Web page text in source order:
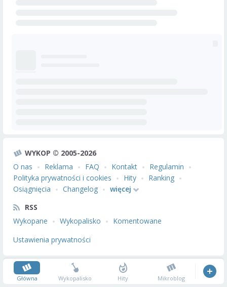
WYKOP © 2005-2026
O nas
Reklama FAQ Kontakt
Regulamin
Polityka prywatności i cookies
Hity
Ranking
Osiągnięcia
Changelog
więcej
RSS
Wykopane
Wykopalisko
Komentowane
Ustawienia prywatności
Główna Wykopalisko Hity Mikroblog